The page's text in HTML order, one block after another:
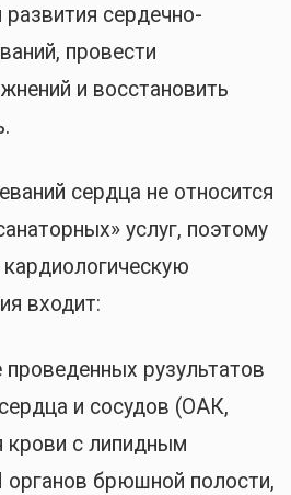
сердечно-
провести
и восстановить
сердца не относится
услуг, поэтому
входит:
проведенных рузультатов
и сосудов (ОАК,
с липидным
брюшной полости,